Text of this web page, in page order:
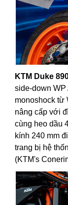
KTM Duke
side-down
monoshock từ
nâng cấp với
cùng heo dầu
kính 240 mm
trang bị hệ
(KTM's